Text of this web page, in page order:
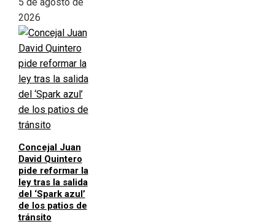
2026
Concejal Juan
David Quintero
pide reformar la
ley tras la salida
del ‘Spark azul’
de los patios de
tránsito